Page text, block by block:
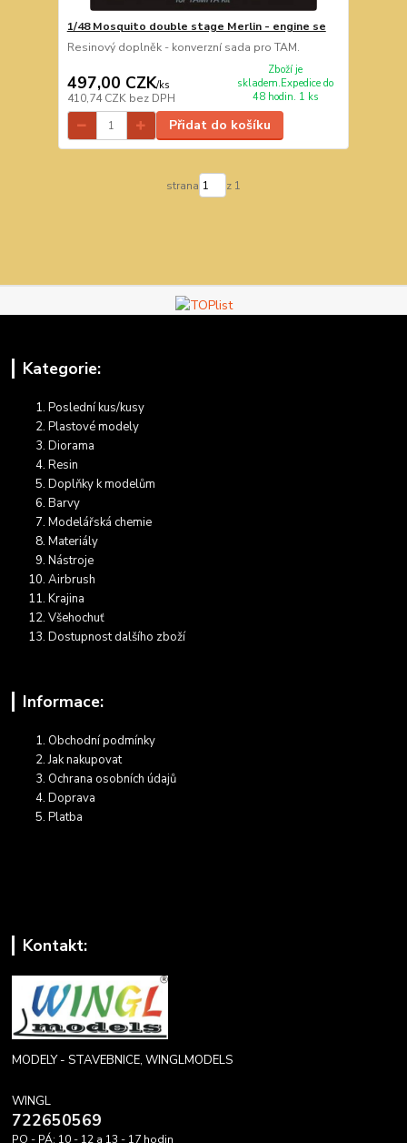
1/48 Mosquito double stage Merlin - engine se
Resinový doplněk - konverzní sada pro TAM.
497,00 CZK/ks
410,74 CZK bez DPH
Zboží je
skladem.Expedice do
48 hodin. 1 ks
Přidat do košíku
strana z 1
Kategorie:
Poslední kus/kusy
Plastové modely
Diorama
Resin
Doplňky k modelům
Barvy
Modelářská chemie
Materiály
Nástroje
Airbrush
Krajina
Všehochuť
Dostupnost dalšího zboží
Informace:
Obchodní podmínky
Jak nakupovat
Ochrana osobních údajů
Doprava
Platba
Kontakt:
MODELY - STAVEBNICE, WINGLMODELS
WINGL
722650569
PO - PÁ: 10 - 12 a 13 - 17 hodin